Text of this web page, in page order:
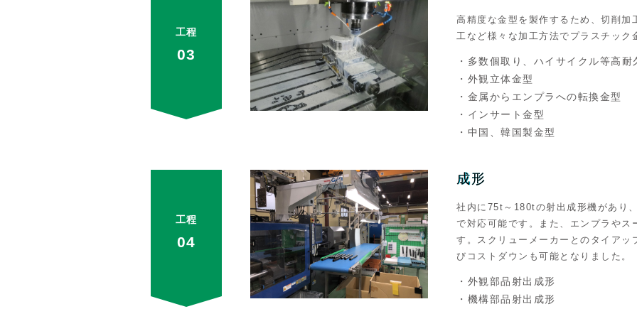
工程
03
高精度な金型を製作するため、切削加
工など様々な加工方法でプラスチック
・多数個取り、ハイサイクル等高耐
・外観立体金型
・金属からエンプラへの転換金型
・インサート金型
・中国、韓国製金型
工程
04
成形
社内に75t～180tの射出成形機があり
で対応可能です。また、エンプラやス
す。スクリューメーカーとのタイアッ
びコストダウンも可能となりました。
・外観部品射出成形
・機構部品射出成形